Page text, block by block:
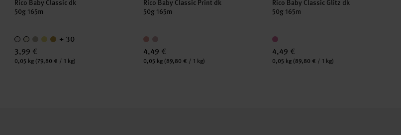
Rico Baby Classic dk
50g 165m
+ 30
3,99 €
Inhalt:
0,05 kg (79,80 € / 1 kg)
Rico Baby Classic Print dk
50g 165m
4,49 €
Inhalt:
0,05 kg (89,80 € / 1 kg)
Rico Baby Classic Glitz dk
50g 165m
4,49 €
Inhalt:
0,05 kg (89,80 € / 1 kg)